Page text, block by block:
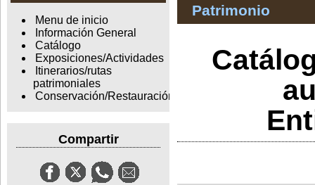
Menu de inicio
Información General
Catálogo
Exposiciones/Actividades
Itinerarios/rutas
patrimoniales
Conservación/Restauración
Compartir
Patrimonio